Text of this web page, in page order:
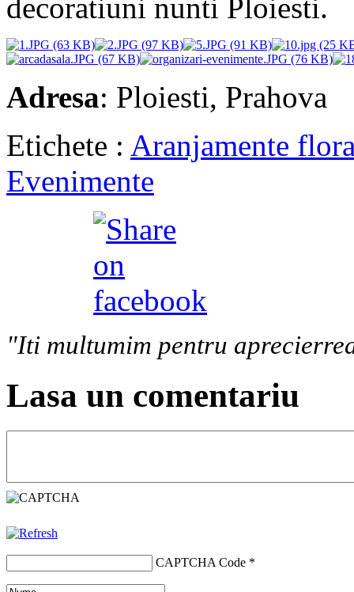
decoratiuni nunti Ploiesti.
Adresa: Ploiesti, Prahova
Etichete : Aranjamente
Evenimente
"Iti multumim pentru
Lasa un comentariu
CAPTCHA Code *